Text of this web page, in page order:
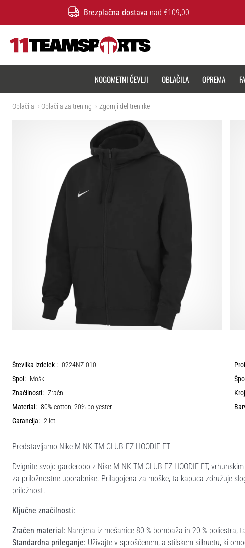
Brezplačna dostava nad €109,00
NOGOMETNI ČEVLJI OBLAČILA OPREMA
Oblačila Oblačila za trening Zgornji del trenirke
Številka izdelek : 0224NZ-010
Spol: Moški
Značilnosti: Zračni
Material: 80% cotton, 20% polyester
Garancija: 2 leti
Predstavljamo Nike M NK TM CLUB FZ HOODIE FT
Dvignite svojo garderobo z Nike M NK TM CLUB FZ HOODIE FT,
za priložnostne uporabnike. Prilagojena za moške, ta kapuca združuje
priložnost.
Ključne značilnosti:
Zračen material: Narejena iz mešanice 80 % bombaža in 20 %
Standardna prileganje: Uživajte v sproščenem, a stilskem silhuetu, ki